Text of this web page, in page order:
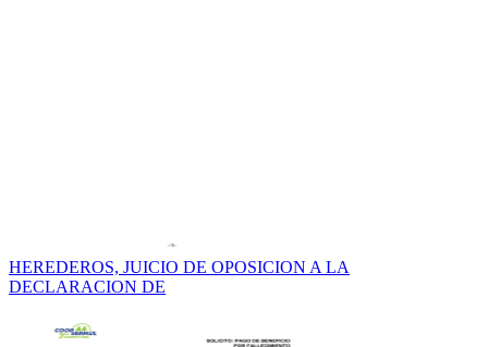
HEREDEROS, JUICIO DE OPOSICION A LA
DECLARACION DE